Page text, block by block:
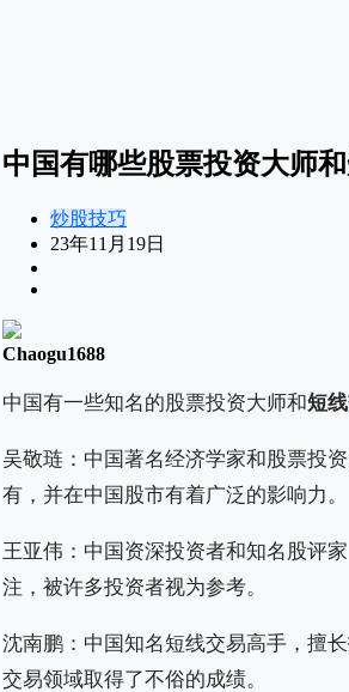
中国有哪些股票投资大师
炒股技巧
23年11月19日
Chaogu1688
中国有一些知名的股票投资大师和短
吴敬琏：中国著名经济学家和股票投
有，并在中国股市有着广泛的影响力。
王亚伟：中国资深投资者和知名股评
注，被许多投资者视为参考。
沈南鹏：中国知名短线交易高手，擅
交易领域取得了不俗的成绩。